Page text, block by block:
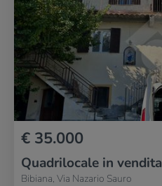
€ 35.000
Quadrilocale in vendita
Bibiana, Via Nazario Sauro